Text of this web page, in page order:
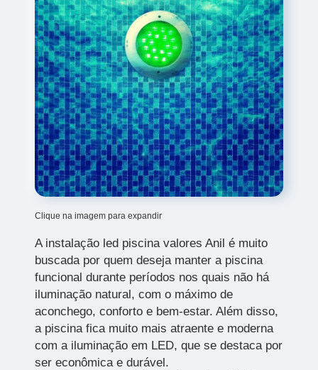
Clique na imagem para expandir
A instalação led piscina valores Anil é muito
buscada por quem deseja manter a piscina
funcional durante períodos nos quais não há
iluminação natural, com o máximo de
aconchego, conforto e bem-estar. Além disso,
a piscina fica muito mais atraente e moderna
com a iluminação em LED, que se destaca por
ser econômica e durável.